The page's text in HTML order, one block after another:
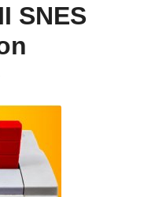
SNES